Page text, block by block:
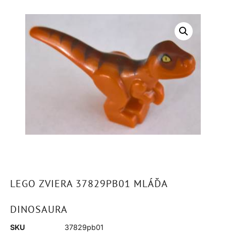
LEGO ZVIERA 37829PB01 MLÁĎA
DINOSAURA
SKU
37829pb01